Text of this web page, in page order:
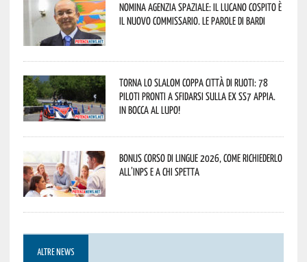
Nomina Agenzia Spaziale: il lucano Cospito è
il nuovo commissario. Le parole di Bardi
Torna lo Slalom Coppa Città di Ruoti: 78
piloti pronti a sfidarsi sulla ex SS7 Appia.
In bocca al lupo!
Bonus corso di lingue 2026, come richiederlo
all’INPS e a chi spetta
ALTRE NEWS